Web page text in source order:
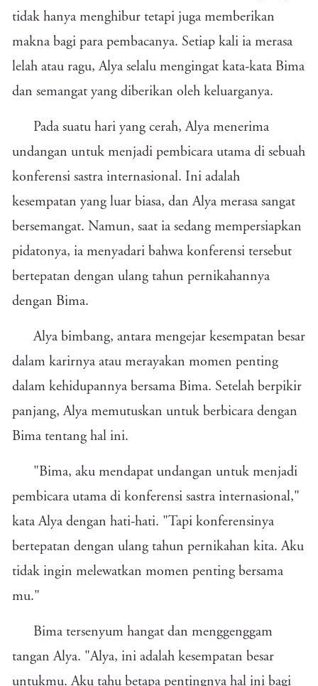
tidak hanya menghibur tetapi juga memberikan
makna bagi para pembacanya. Setiap kali ia merasa
lelah atau ragu, Alya selalu mengingat kata-kata Bima
dan semangat yang diberikan oleh keluarganya.
Pada suatu hari yang cerah, Alya menerima
undangan untuk menjadi pembicara utama di sebuah
konferensi sastra internasional. Ini adalah
kesempatan yang luar biasa, dan Alya merasa sangat
bersemangat. Namun, saat ia sedang mempersiapkan
pidatonya, ia menyadari bahwa konferensi tersebut
bertepatan dengan ulang tahun pernikahannya
dengan Bima.
Alya bimbang, antara mengejar kesempatan besar
dalam karirnya atau merayakan momen penting
dalam kehidupannya bersama Bima. Setelah berpikir
panjang, Alya memutuskan untuk berbicara dengan
Bima tentang hal ini.
"Bima, aku mendapat undangan untuk menjadi
pembicara utama di konferensi sastra internasional,"
kata Alya dengan hati-hati. "Tapi konferensinya
bertepatan dengan ulang tahun pernikahan kita. Aku
tidak ingin melewatkan momen penting bersama
mu."
Bima tersenyum hangat dan menggenggam
tangan Alya. "Alya, ini adalah kesempatan besar
untukmu. Aku tahu betapa pentingnya hal ini bagi